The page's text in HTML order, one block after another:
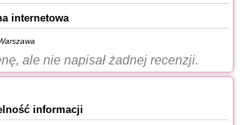
internetowa
ale nie napisał żadnej recenzji.
informacji